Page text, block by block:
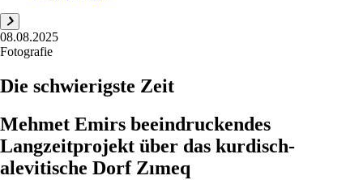
08.08.2025
Fotografie
Die schwierigste Zeit
Mehmet Emirs beeindruckendes
Langzeitprojekt über das kurdisch-
alevitische Dorf Zımeq